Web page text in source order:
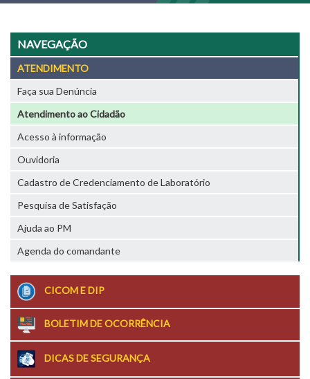
NAVEGAÇÃO
ATENDIMENTO
Faça sua Denúncia
Atendimento ao Cidadão
Acesso à informação
Ouvidoria
Cadastro de Credenciamento de Laboratório
Pesquisa de Satisfação
Ajuda ao PM
Agenda do comandante
CICOM E DIP
BOLETIM DE OCORRÊNCIA
DICAS DE SEGURANÇA